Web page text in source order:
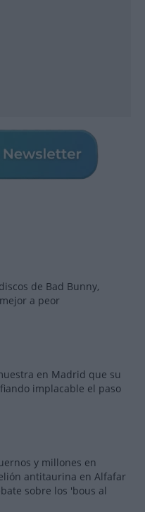
de Bad Bunny,
a peor
en Madrid que su
implacable el paso
y millones en
antitaurina en Alfafar
sobre los 'bous al